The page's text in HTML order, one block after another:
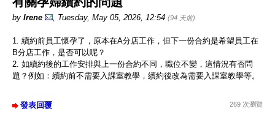
by Irene , Tuesday, May 05, 2026, 12:54 (94 天前)
1. 續約前員工懷孕了，原本在A分店工作，但下一份合約是希望員工在
B分店工作，是否可以呢？
2. 如續約後的工作安排與上一份合約不同，職位不變，這情況有否問
題？例如：續約前不需要入課室教學，續約後改為需要入課室教學等。
發表回覆 269 次瀏覽